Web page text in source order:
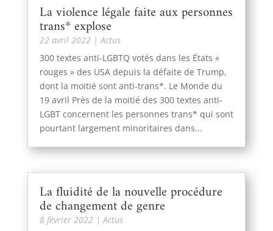
La violence légale faite aux personnes
trans* explose
22 avril 2022| Actus
300 textes anti-LGBTQ votés dans les États «
rouges » des USA depuis la défaite de Trump,
dont la moitié sont anti-trans*. Le Monde du
19 avril Près de la moitié des 300 textes anti-
LGBT concernent les personnes trans* qui sont
pourtant largement minoritaires dans...
La fluidité de la nouvelle procédure
de changement de genre
8 février 2022| Actus